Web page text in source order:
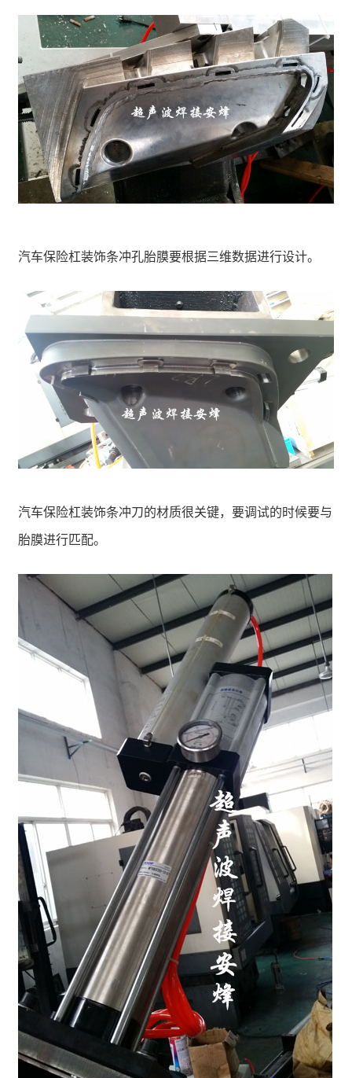
汽车保险杠装饰条冲孔胎膜要根据三维数据进行设计。
汽车保险杠装饰条冲刀的材质很关键，要调试的时候要与
胎膜进行匹配。